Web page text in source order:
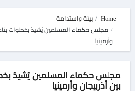
Home
بيئة واستدامة
مجلس حكماء المسلمين يُشيدُ بخطوات بناء
وأرمينيا
مجلس حكماء المسلمين يُشيدُ
بين أذربيجان وأرمينيا